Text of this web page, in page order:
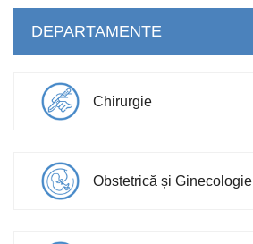
DEPARTAMENTE
Chirurgie
Obstetrică și Ginecologie